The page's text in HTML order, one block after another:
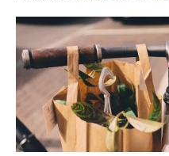
Italiano
German
English
Spanish
French